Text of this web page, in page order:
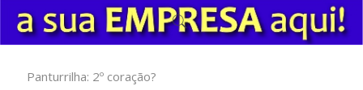
Panturrilha: 2º coração?